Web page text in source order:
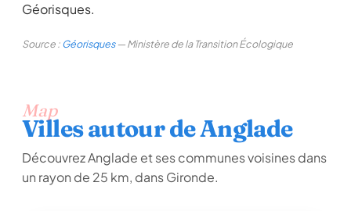
Géorisques.
Source :Géorisques— Ministère de la Transition Écologique
Map
Villes autour de Anglade
Découvrez Anglade et ses communes voisines dans
un rayon de 25 km, dans Gironde.